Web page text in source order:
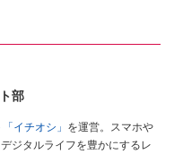
部
イチオシ」 を運営。スマホや
ジタルライフを豊かにするレ